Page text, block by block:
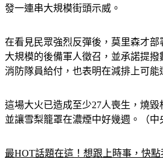
發一連串大規模街頭示威。
在看見民眾強烈反彈後，莫里森才
大規模的後備軍人徵召，並承諾提
消防隊員給付，也表明在減排上可能
這場大火已造成至少27人喪生，燒毀
並讓雪梨籠罩在濃煙中好幾週。（中
最HOT話題在這！想跟上時事，快